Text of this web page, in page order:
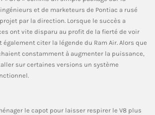
et de marketeurs de Pontiac a rusé
par la direction. Lorsque le succès a
ont vite disparu au profit de la fierté de voir
citer la légende du Ram Air. Alors que
constamment à augmenter la puissance,
sur certaines versions un système
le capot pour laisser respirer le V8 plus